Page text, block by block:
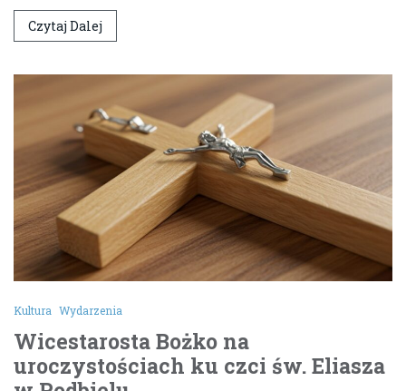
Czytaj Dalej
Kultura Wydarzenia
Wicestarosta Bożko na
uroczystościach ku czci św. Eliasza